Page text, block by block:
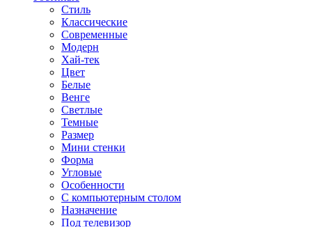
Стиль
Классические
Современные
Модерн
Хай-тек
Цвет
Белые
Венге
Светлые
Темные
Размер
Мини стенки
Форма
Угловые
Особенности
С компьютерным столом
Назначение
Под телевизор